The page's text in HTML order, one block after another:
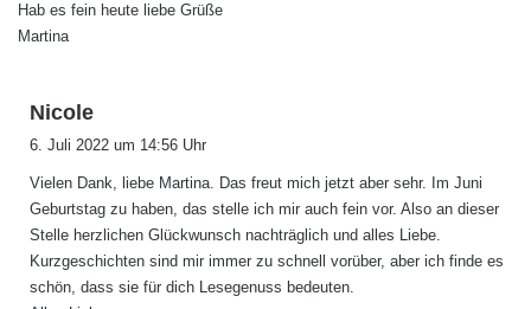
Hab es fein heute liebe Grüße
Martina
Nicole
a
t
:
6. Juli 2022 um 14:56 Uhr
Vielen Dank, liebe Martina. Das freut mich jetzt aber sehr. Im Juni
Geburtstag zu haben, das stelle ich mir auch fein vor. Also an dieser
Stelle herzlichen Glückwunsch nachträglich und alles Liebe.
Kurzgeschichten sind mir immer zu schnell vorüber, aber ich finde es
schön, dass sie für dich Lesegenuss bedeuten.